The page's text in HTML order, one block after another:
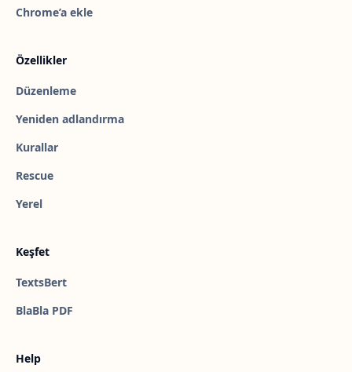
Chrome’a ekle
Özellikler
Düzenleme
Yeniden adlandırma
Kurallar
Rescue
Yerel
Keşfet
TextsBert
BlaBla PDF
Help